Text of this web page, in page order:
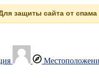
защиты сайта от спама